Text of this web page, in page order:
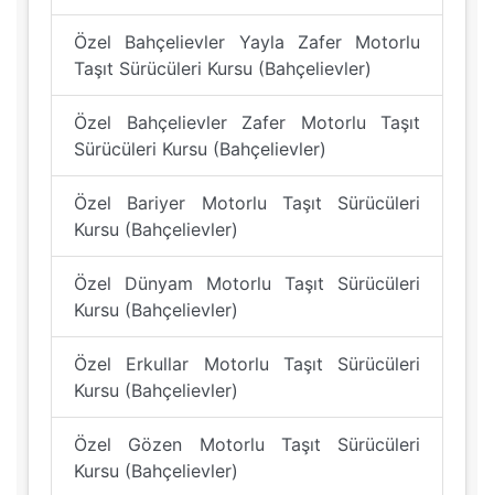
Özel Bahçelievler Yayla Zafer Motorlu
Taşıt Sürücüleri Kursu (Bahçelievler)
Özel Bahçelievler Zafer Motorlu Taşıt
Sürücüleri Kursu (Bahçelievler)
Özel Bariyer Motorlu Taşıt Sürücüleri
Kursu (Bahçelievler)
Özel Dünyam Motorlu Taşıt Sürücüleri
Kursu (Bahçelievler)
Özel Erkullar Motorlu Taşıt Sürücüleri
Kursu (Bahçelievler)
Özel Gözen Motorlu Taşıt Sürücüleri
Kursu (Bahçelievler)